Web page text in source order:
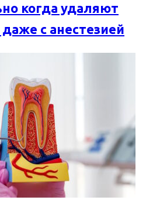
когда удаляют
с анестезией